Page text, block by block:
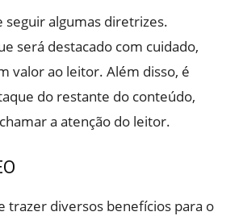
algumas diretrizes.
será destacado com cuidado,
valor ao leitor. Além disso, é
do restante do conteúdo,
a atenção do leitor.
trazer diversos benefícios para o